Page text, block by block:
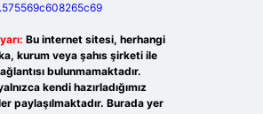
Bu internet sitesi, herhangi
kurum veya şahıs şirketi ile
bulunmamaktadır.
kendi hazırladığımız
paylaşılmaktadır. Burada yer